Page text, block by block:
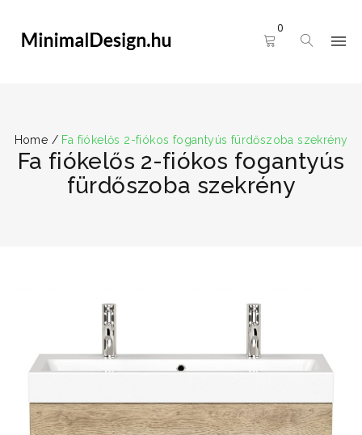
0
Home / Fa fiókelős 2-fiókos fogantyús fürdőszoba szekrény
Fa fiókelős 2-fiókos fogantyús
fürdőszoba szekrény